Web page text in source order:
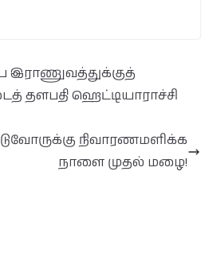
தளபதி ஹெட்டியாராச்சி
நிவாரணமளிக்க
நாளை முதல் மழை!